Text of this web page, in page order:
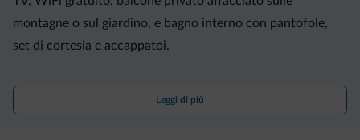
montagne o sul giardino, e bagno interno con pantofole,
set di cortesia e accappatoi.
Presso il Ramon Hotel potrete rilassarvi nel centro
benessere, dove troverete una sauna e una vasca
Leggi di più